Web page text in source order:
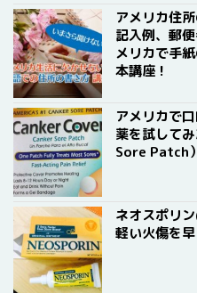
アメリカ住
記入例、郵
メリカで手
本講座！
アメリカで
薬を試して
Sore Patch）
ネオスポリ
軽い火傷を